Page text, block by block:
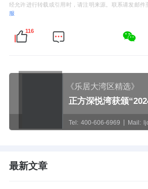
地块周边1公里内分布有丰泰天
四季松湖、和昌
拾里松湖、
个盘方面，距离地块最近的
莞月松湖总建面约9.6万㎡
和1栋商业住宅，总户数为
推建面约79-119㎡三四房，
经允许进行转载或引用时，请注明来源。联系请发邮件
服
116
《乐居大湾区精选》
Tel: 400-606-6969 Mail:
最新文章